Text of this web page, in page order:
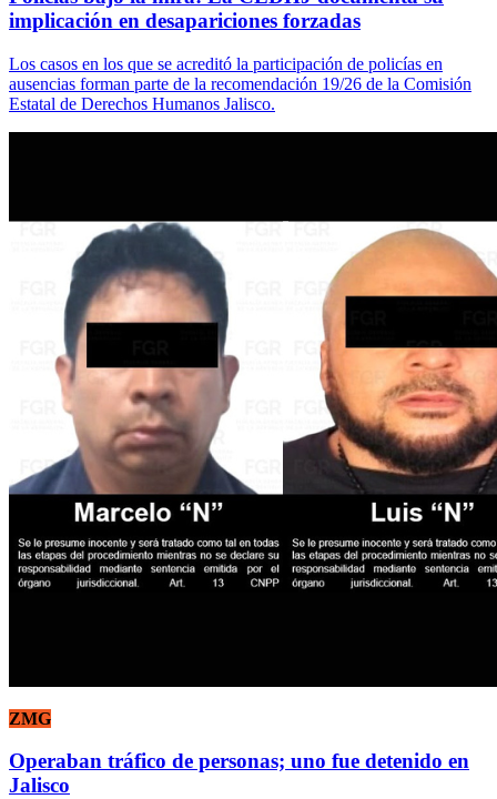
implicación en desapariciones forzadas
Los casos en los que se acreditó la participación de policías en
ausencias forman parte de la recomendación 19/26 de la Comisión
Estatal de Derechos Humanos Jalisco.
ZMG
Operaban tráfico de personas; uno fue detenido en
Jalisco